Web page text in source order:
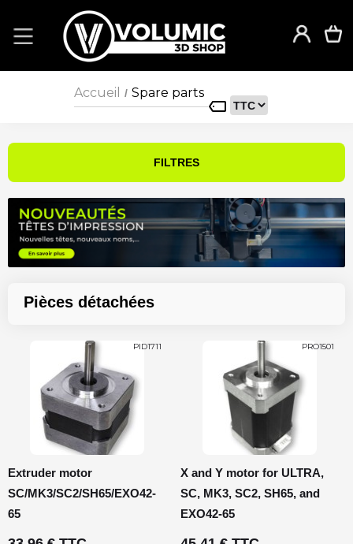
Accueil / Spare parts
FILTRES
Pièces détachées
PID1711
Extruder motor
SC/MK3/SC2/SH65/EXO42-
65
PRO1501
X and Y motor for ULTRA,
SC, MK3, SC2, SH65, and
EXO42-65